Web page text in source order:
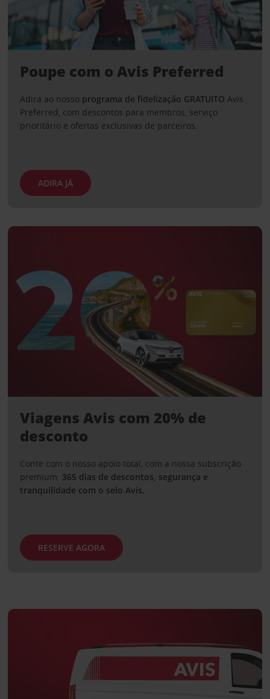
Poupe com o Avis Preferred
Adira ao nosso programa de fidelização GRATUITO Avis
Preferred, com descontos para membros, serviço
prioritário e ofertas exclusivas de parceiros.
ADIRA JÁ
Viagens Avis com 20% de
desconto
Conte com o nosso apoio total, com a nossa subscrição
premium. 365 dias de descontos, segurança e
tranquilidade com o selo Avis.
RESERVE AGORA